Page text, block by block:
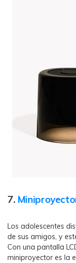
7.
Los adolescentes
de sus amigos, y
Con una pantalla
miniproyector es la